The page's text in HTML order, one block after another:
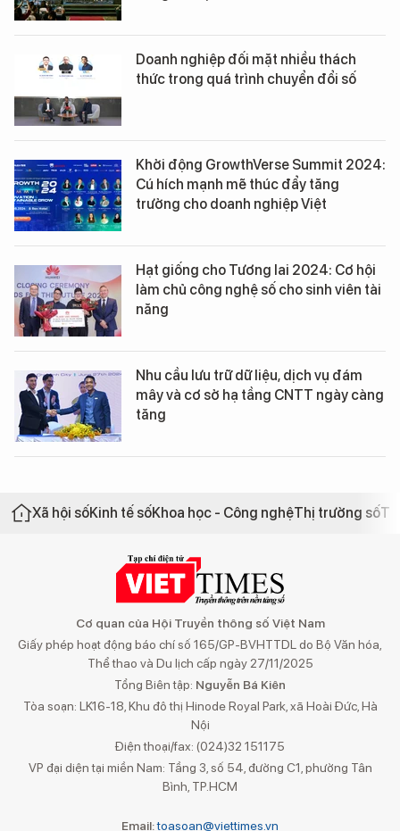
Doanh nghiệp đối mặt nhiều thách
thức trong quá trình chuyển đổi số
Khởi động GrowthVerse Summit 2024:
Cú hích mạnh mẽ thúc đẩy tăng
trưởng cho doanh nghiệp Việt
Hạt giống cho Tương lai 2024: Cơ hội
làm chủ công nghệ số cho sinh viên tài
năng
Nhu cầu lưu trữ dữ liệu, dịch vụ đám
mây và cơ sở hạ tầng CNTT ngày càng
tăng
Xã hội sốKinh tế sốKhoa học - Công nghệThị trường số
Cơ quan của Hội Truyền thông số Việt Nam
Giấy phép hoạt động báo chí số 165/GP-BVHTTDL do Bộ Văn hóa,
Thể thao và Du lịch cấp ngày 27/11/2025
Tổng Biên tập: Nguyễn Bá Kiên
Tòa soạn: LK16-18, Khu đô thị Hinode Royal Park, xã Hoài Đức, Hà
Nội
Điện thoại/fax: (024)32 151175
VP đại diện tại miền Nam: Tầng 3, số 54, đường C1, phường Tân
Bình, TP.HCM
Email:toasoan@viettimes.vn